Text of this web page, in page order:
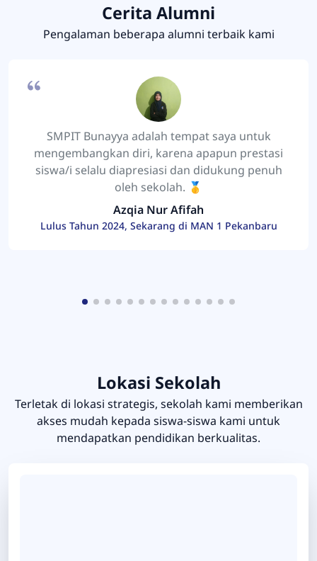
Cerita Alumni
Pengalaman beberapa alumni terbaik kami
SMPIT Bunayya adalah tempat saya untuk
mengembangkan diri, karena apapun prestasi
siswa/i selalu diapresiasi dan didukung penuh
oleh sekolah. 🥇
Azqia Nur Afifah
Lulus Tahun 2024, Sekarang di MAN 1 Pekanbaru
Lokasi Sekolah
Terletak di lokasi strategis, sekolah kami memberikan
akses mudah kepada siswa-siswa kami untuk
mendapatkan pendidikan berkualitas.